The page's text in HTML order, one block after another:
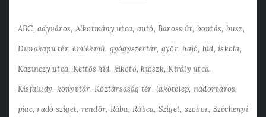
ABC adyváros Alkotmány utca autó Baross út bontás busz
Dunakapu tér emlékmű gyógyszertár győr hajó híd iskola
Kazinczy utca Kettős híd kikötő kioszk Király utca
Kisfaludy könyvtár Köztársaság tér lakótelep nádorváros
piac radó sziget rendőr Rába Rábca Sziget szobor Széchenyi